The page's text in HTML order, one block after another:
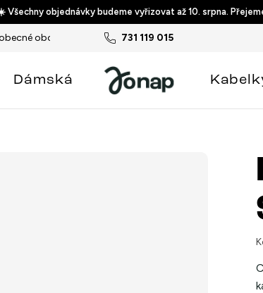
Všechny objednávky budeme vyřizovat až 10. srpna.
731 119 015
obchodní podmínky Podmínky ochrany
Dámská